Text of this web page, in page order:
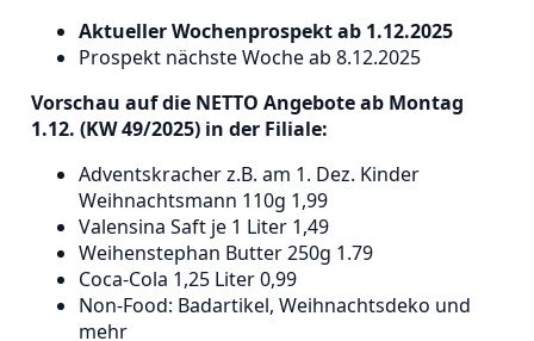
Aktueller Wochenprospekt ab 1.12.2025
Prospekt nächste Woche ab 8.12.2025
Vorschau auf die NETTO Angebote ab Montag
1.12. (KW 49/2025) in der Filiale:
Adventskracher z.B. am 1. Dez. Kinder
Weihnachtsmann 110g 1,99
Valensina Saft je 1 Liter 1,49
Weihenstephan Butter 250g 1.79
Coca-Cola 1,25 Liter 0,99
Non-Food: Badartikel, Weihnachtsdeko und
mehr